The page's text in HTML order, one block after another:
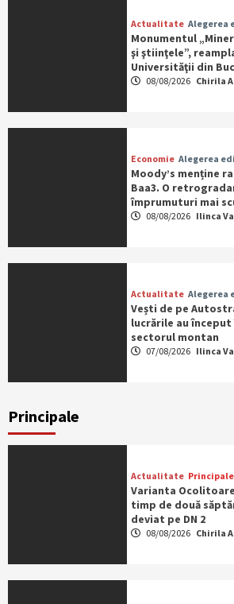
Actualitate Alegerea
Monumentul
şi ştiinţele”,
Universităţii din
08/08/2026 Chirila
Economie Alegerea
Moody’s menține
Baa3. O
împrumuturi mai
08/08/2026 Ilinca
Actualitate Alegerea
Vești de pe
lucrările au
sectorul montan
07/08/2026 Ilinca
Principale
Actualitate Principale
Varianta
timp de două
deviat pe DN 2
08/08/2026 Chirila